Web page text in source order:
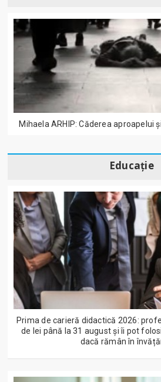
Mihaela ARHIP: Căderea aproapelui
Educație
Prima de carieră didactică 2026:
de lei până la 31 august și îi pot
dacă rămân în